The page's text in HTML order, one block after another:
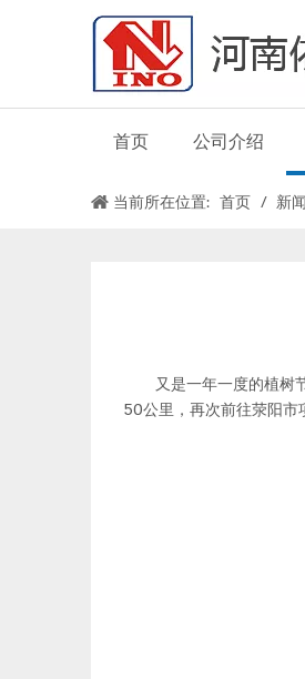
首页 公司介绍
当前所在位置: 首页 / 新
又是一年一度的植树
50公里，再次前往荥阳市